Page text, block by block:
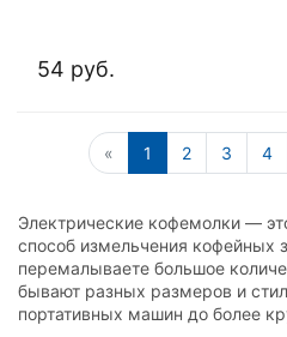
54 руб.
« 1 2 3 4
Электрические кофемолки —
способ измельчения кофейных
перемалываете большое
бывают разных размеров и
портативных машин до более